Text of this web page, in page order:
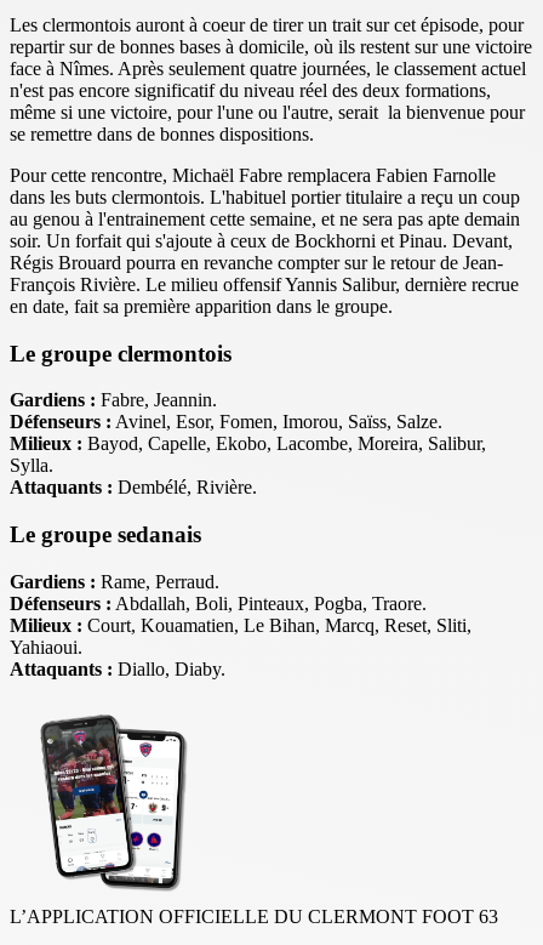
Les clermontois auront à coeur de tirer un trait sur cet épisode, pour
repartir sur de bonnes bases à domicile, où ils restent sur une victoire
face à Nîmes. Après seulement quatre journées, le classement actuel
n'est pas encore significatif du niveau réel des deux formations,
même si une victoire, pour l'une ou l'autre, serait la bienvenue pour
se remettre dans de bonnes dispositions.
Pour cette rencontre, Michaël Fabre remplacera Fabien Farnolle
dans les buts clermontois. L'habituel portier titulaire a reçu un coup
au genou à l'entrainement cette semaine, et ne sera pas apte demain
soir. Un forfait qui s'ajoute à ceux de Bockhorni et Pinau. Devant,
Régis Brouard pourra en revanche compter sur le retour de Jean-
François Rivière. Le milieu offensif Yannis Salibur, dernière recrue
en date, fait sa première apparition dans le groupe.
Le groupe clermontois
Gardiens : Fabre, Jeannin.
Défenseurs : Avinel, Esor, Fomen, Imorou, Saïss, Salze.
Milieux : Bayod, Capelle, Ekobo, Lacombe, Moreira, Salibur,
Sylla.
Attaquants : Dembélé, Rivière.
Le groupe sedanais
Gardiens : Rame, Perraud.
Défenseurs : Abdallah, Boli, Pinteaux, Pogba, Traore.
Milieux : Court, Kouamatien, Le Bihan, Marcq, Reset, Sliti,
Yahiaoui.
Attaquants : Diallo, Diaby.
L’APPLICATION OFFICIELLE DU CLERMONT FOOT 63